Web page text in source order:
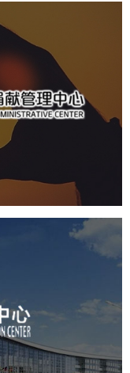
理中心
建设
网站设计